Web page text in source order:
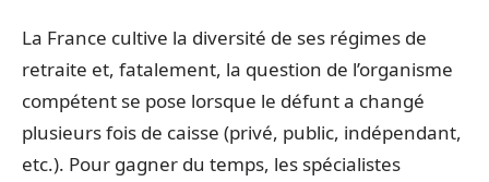
La France cultive la diversité de ses régimes de
retraite et, fatalement, la question de l’organisme
compétent se pose lorsque le défunt a changé
plusieurs fois de caisse (privé, public, indépendant,
etc.). Pour gagner du temps, les spécialistes